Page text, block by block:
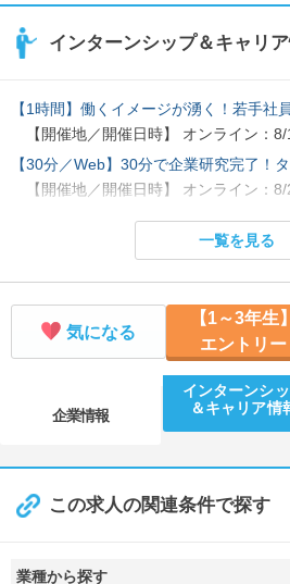
インターンシップ＆キャリ
【1時間】働くイメージが湧く！若手社
【開催地／開催日時】 オンライン：
【30分／Web】30分で企業研究完了！
【開催地／開催日時】 オンライン：
【半日／選考無し！】街づくりの裏側を
【開催地／開催日時】 東京都：8/20
一覧を見る
気になる
【1～3年生】
エントリー
企業情報
インターンシ
＆キャリア情
この求人の関連条件で探す
業種から探す